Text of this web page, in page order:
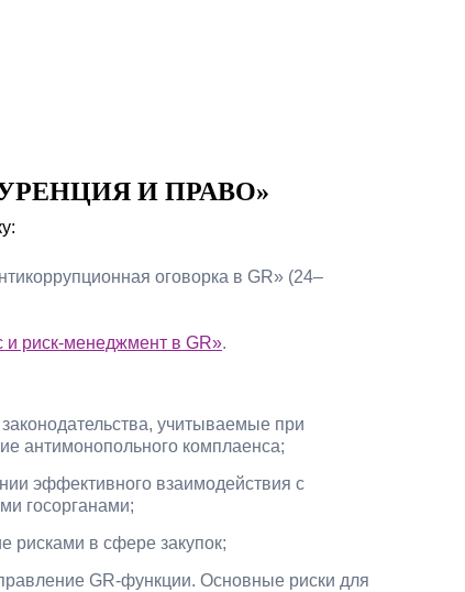
И ПРАВО»
оговорка в GR» (24–
и риск-менеджмент в GR».
учитываемые при
антимонопольного комплаенса;
эффективного взаимодействия с
госорганами;
рисками в сфере закупок;
GR-функции. Основные риски для